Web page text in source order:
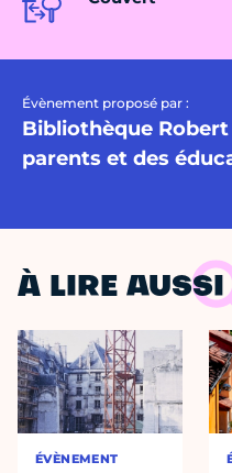
Évènement proposé par :
Bibliothèque
parents et des
À LIRE AUSSI
ÉVÈNEMENT